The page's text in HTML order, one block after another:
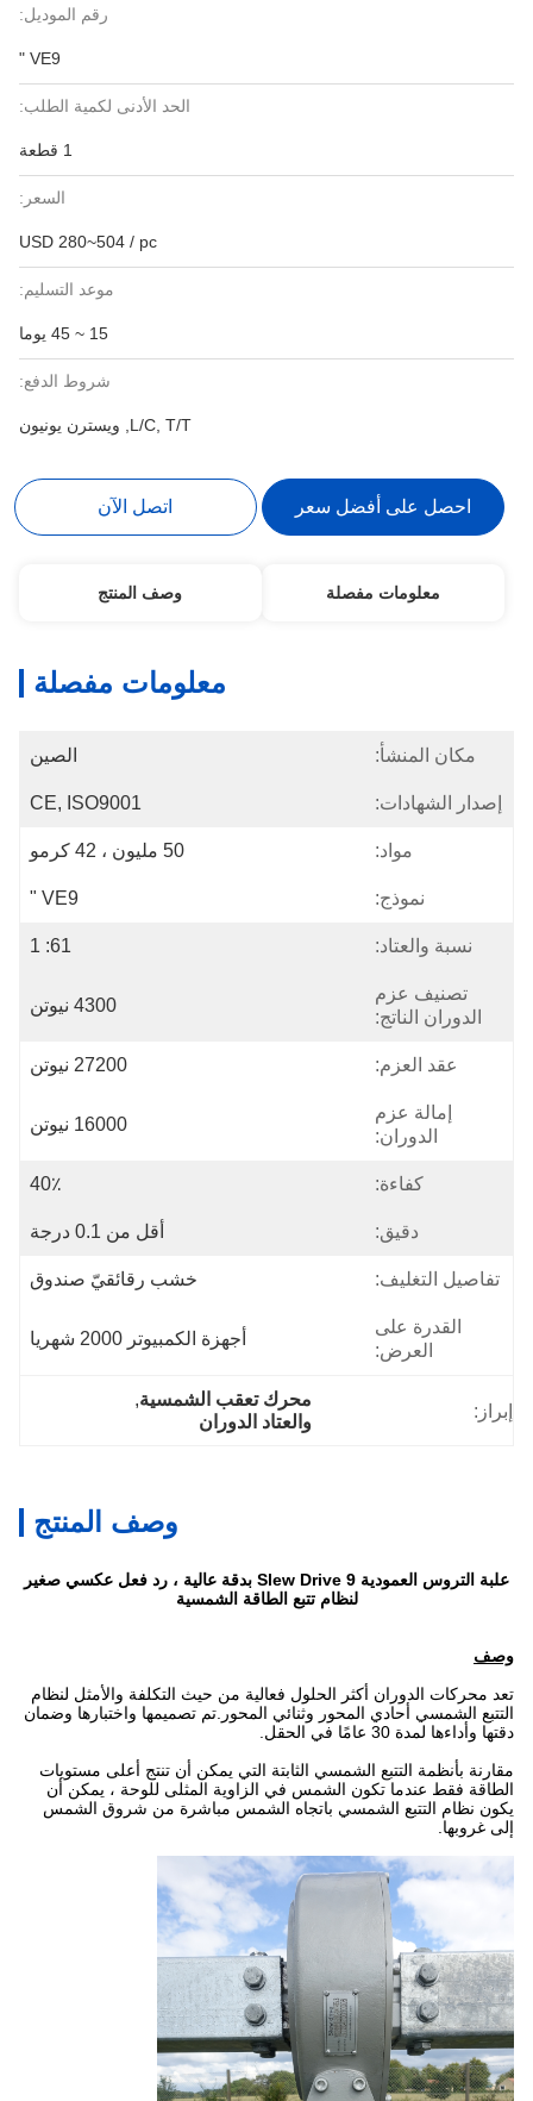
رقم الموديل:
VE9 "
الحد الأدنى لكمية الطلب:
السعر:
USD 280~504 / pc
موعد التسليم:
شروط الدفع:
L/C, T/T, ويسترن يونيون
احصل على أفضل سعر اتصل الآن
معلومات مفصلة وصف المنتج
معلومات مفصلة
مكان المنشأ: الصين
إصدار الشهادات: CE, ISO9001
مواد: 50 مليون ، 42 كرمو
نموذج: VE9 "
نسبة والعتاد: 61: 1
تصنيف عزم
الدوران الناتج:
4300 نيوتن
عقد العزم: 27200 نيوتن
إمالة عزم
الدوران:
16000 نيوتن
كفاءة: 40٪
دقيق: أقل من 0.1 درجة
تفاصيل التغليف: خشب رقائقيّ صندوق
القدرة على
العرض:
أجهزة الكمبيوتر 2000 شهريا
إبراز:
محرك تعقب الشمسية,
والعتاد الدوران
وصف المنتج
علبة التروس العمودية 9 Slew Drive بدقة عالية ، رد فعل عكسي صغير
لنظام تتبع الطاقة الشمسية
وصف
تعد محركات الدوران أكثر الحلول فعالية من حيث التكلفة والأمثل لنظام
التتبع الشمسي أحادي المحور وثنائي المحور.تم تصميمها واختبارها وضمان
دقتها وأداءها لمدة 30 عامًا في الحقل.
مقارنة بأنظمة التتبع الشمسي الثابتة التي يمكن أن تنتج أعلى مستويات
الطاقة فقط عندما تكون الشمس في الزاوية المثلى للوحة ، يمكن أن
يكون نظام التتبع الشمسي باتجاه الشمس مباشرة من شروق الشمس
إلى غروبها.